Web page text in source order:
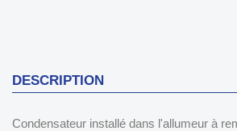
DESCRIPTION
Condensateur installé dans l'allumeur à